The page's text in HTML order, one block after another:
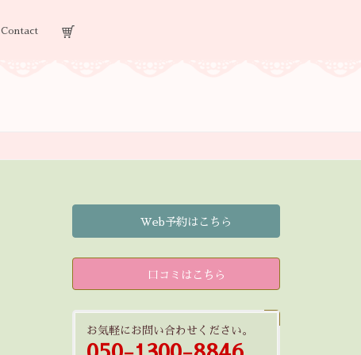
Contact
Web予約はこちら
口コミはこちら
お気軽にお問い合わせください。